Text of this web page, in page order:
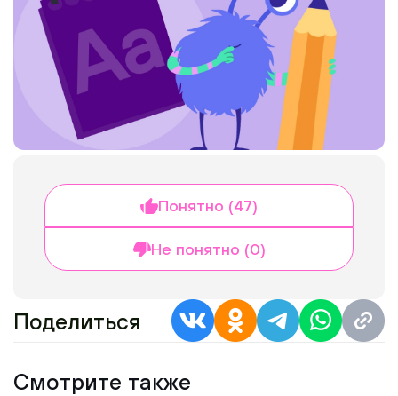
Понятно (47)
Не понятно (0)
Поделиться
Смотрите также